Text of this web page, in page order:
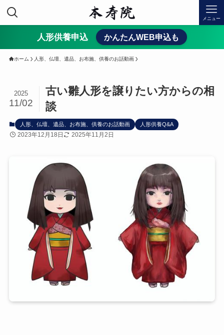
メニュー
人形供養申込 かんたんWEB申込も
ホーム 人形、仏壇、遺品、お布施、供養のお話動画
古い雛人形を譲りたい方からの相
談
2025
11/02
人形、仏壇、遺品、お布施、供養のお話動画 人形供養Q&A
2023年12月18日 2025年11月2日